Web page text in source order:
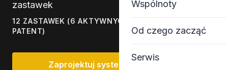
Wspólnoty
Od czego zacząć
Serwis
zastawek
12 ZASTAWEK (6 AKTYWNYCH + 5 PASYWNYCH + 1
PATENT)
Zaprojektuj system z CISA AP4